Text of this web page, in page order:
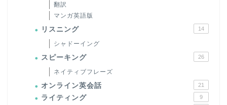
翻訳
マンガ英語版
リスニング 14
シャドーイング
スピーキング 26
ネイティブフレーズ
オンライン英会話 21
ライティング 9